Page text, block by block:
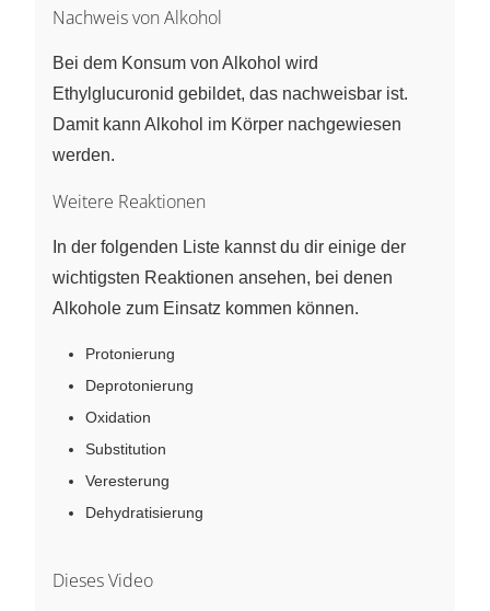
Nachweis von Alkohol
Bei dem Konsum von Alkohol wird
Ethylglucuronid gebildet, das nachweisbar ist.
Damit kann Alkohol im Körper nachgewiesen
werden.
Weitere Reaktionen
In der folgenden Liste kannst du dir einige der
wichtigsten Reaktionen ansehen, bei denen
Alkohole zum Einsatz kommen können.
Protonierung
Deprotonierung
Oxidation
Substitution
Veresterung
Dehydratisierung
Dieses Video